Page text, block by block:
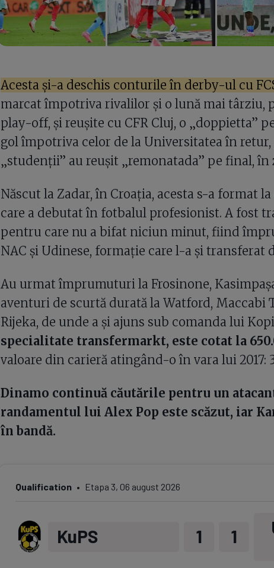
Acesta și-a deschis conturile în derby-ul cu
marcat împotriva rivalilor și o lună mai târziu,
play-off, și reușite cu CFR Cluj, o „doppietta”
gol împotriva celor de la Universitatea în retur,
„studenții” au reușit „remonatada” pe final, în
Născut la Zadar, în Croația, acesta s-a format
care a debutat în fotbalul profesionist. A fost
pentru care nu a bifat niciun minut, fiind
NAC și Udinese, formație care l-a și transferat
Au urmat împrumuturi la Frosinone,
aventuri de scurtă durată la Watford, Maccabi
Rijeka, de unde a și ajuns sub comanda lui
specialitate transfermarkt, este cotat la
valoare din carieră atingând-o în vara lui 2017:
Dinamo continuă căutările pentru un
randamentul lui Alex Pop este scăzut, iar
în bandă.
Qualification Etapa 3, 06 august 2026
KuPS 1 1